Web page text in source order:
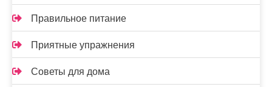
Правильное питание
Приятные упражнения
Советы для дома